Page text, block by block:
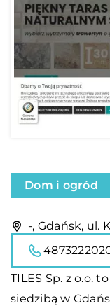
Dom i ogród
-, Gdańsk, ul.
TILES Sp. z o.o.
siedzibą w